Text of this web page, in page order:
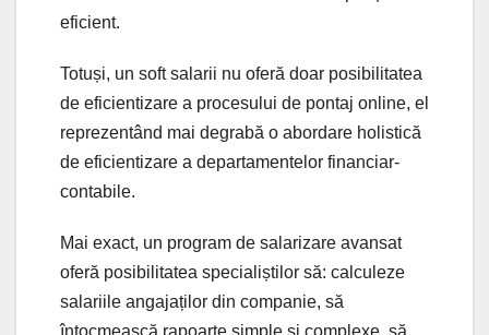
eficient.
Totuși, un soft salarii nu oferă doar posibilitatea
de eficientizare a procesului de pontaj online, el
reprezentând mai degrabă o abordare holistică
de eficientizare a departamentelor financiar-
contabile.
Mai exact, un program de salarizare avansat
oferă posibilitatea specialiștilor să: calculeze
salariile angajaților din companie, să